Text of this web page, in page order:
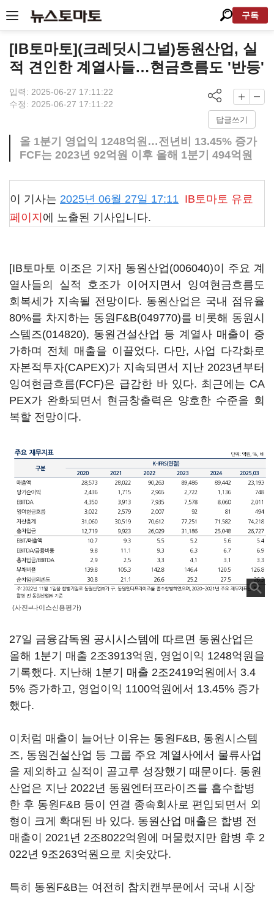
구독
[IB토마토](크레딧시그널)동원산업, 실
적 견인한 계열사들…현금흐름도 '반등'
입력: 2025-06-27 17:11:22
수정: 2025-06-27 17:11:22
답글쓰기
올 1분기 영업익 1248억원…전년비 13.45% 증가
FCF는 2023년 92억원 이후 올해 1분기 494억원
이 기사는 2025년 06월 27일 17:11 IB토마토 유료
페이지 에 노출된 기사입니다.
[IB토마토 이조은 기자] 동원산업(006040)이 주요 계
열사들의 실적 호조가 이어지면서 잉여현금흐름도
회복세가 지속될 전망이다. 동원산업은 국내 점유율
80%를 차지하는 동원F&B(049770)를 비롯해 동원시
스템즈(014820), 동원건설산업 등 계열사 매출이 증
가하며 전체 매출을 이끌었다. 다만, 사업 다각화로
자본적투자(CAPEX)가 지속되면서 지난 2023년부터
잉여현금흐름(FCF)은 급감한 바 있다. 최근에는 CA
PEX가 완화되면서 현금창출력은 양호한 수준을 회
복할 전망이다.
(사진=나이스신용평가)
27일 금융감독원 공시시스템에 따르면 동원산업은
올해 1분기 매출 2조3913억원, 영업이익 1248억원을
기록했다. 지난해 1분기 매출 2조2419억원에서 3.4
5% 증가하고, 영업이익 1100억원에서 13.45% 증가
했다.
이처럼 매출이 늘어난 이유는 동원F&B, 동원시스템
즈, 동원건설산업 등 그룹 주요 계열사에서 물류사업
을 제외하고 실적이 골고루 성장했기 때문이다. 동원
산업은 지난 2022년 동원엔터프라이즈를 흡수합병
한 후 동원F&B 등이 연결 종속회사로 편입되면서 외
형이 크게 확대된 바 있다. 동원산업 매출은 합병 전
매출이 2021년 2조8022억원에 머물렀지만 합병 후 2
022년 9조263억원으로 치솟았다.
특히 동원F&B는 여전히 참치캔부문에서 국내 시장